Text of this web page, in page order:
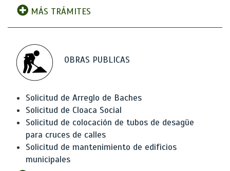
MÁS TRÁMITES
OBRAS PUBLICAS
Solicitud de Arreglo de Baches
Solicitud de Cloaca Social
Solicitud de colocación de tubos de desagüe
para cruces de calles
Solicitud de mantenimiento de edificios
municipales